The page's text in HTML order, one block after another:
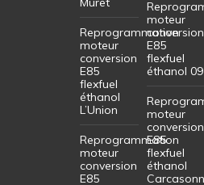
Reprogrammation
moteur
conversion
E85
flexfuel
éthanol
L’Union
Reprogrammation
moteur
conversion
E85
moteur
conversion
E85
flexfuel
éthanol 09
moteur
conversion
E85
flexfuel
éthanol